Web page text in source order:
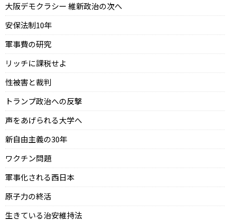
大阪デモクラシー 維新政治の次へ
安保法制10年
軍事費の研究
リッチに課税せよ
性被害と裁判
トランプ政治への反撃
声をあげられる大学へ
新自由主義の30年
ワクチン問題
軍事化される西日本
原子力の終活
生きている治安維持法